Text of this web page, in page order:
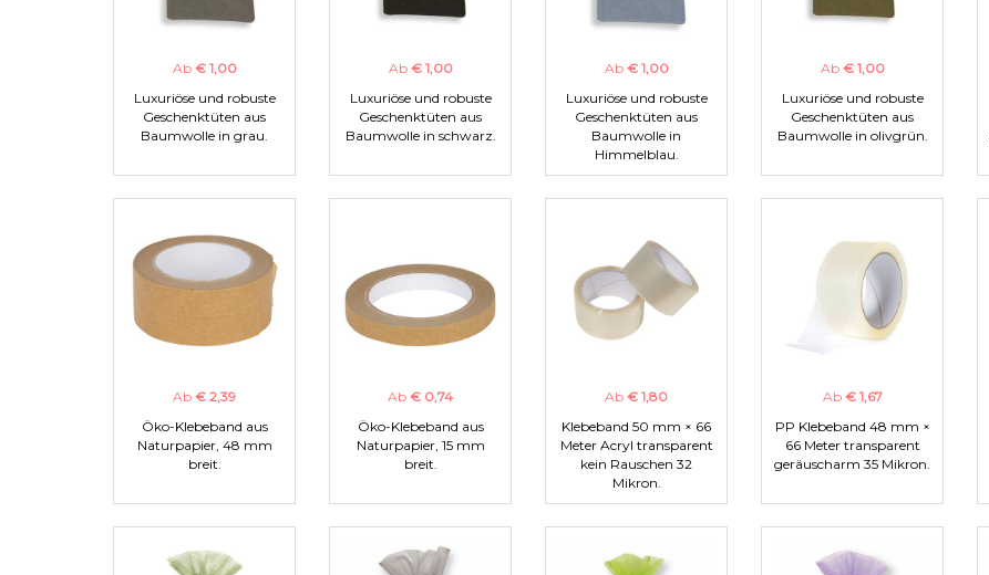
Ab € 1,00
Luxuriöse und robuste
Geschenktüten aus
Baumwolle in grau.
Ab € 1,00
Luxuriöse und robuste
Geschenktüten aus
Baumwolle in schwarz.
Ab € 1,00
Luxuriöse und robuste
Geschenktüten aus
Baumwolle in
Himmelblau.
Ab € 1,00
Luxuriöse und robuste
Geschenktüten aus
Baumwolle in olivgrün.
Ab € 2,39
Öko-Klebeband aus
Naturpapier, 48 mm
breit.
Ab € 0,74
Öko-Klebeband aus
Naturpapier, 15 mm
breit.
Ab € 1,80
Klebeband 50 mm × 66
Meter Acryl transparent
kein Rauschen 32
Mikron.
Ab € 1,67
PP Klebeband 48 mm ×
66 Meter transparent
geräuscharm 35 Mikron.